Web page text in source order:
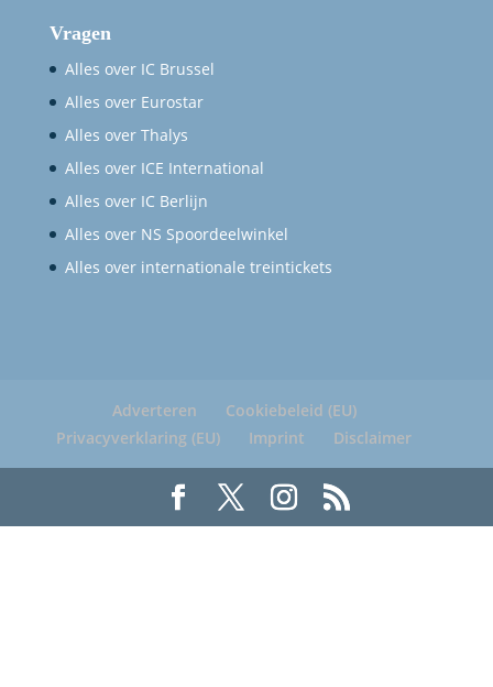
Vragen
Alles over IC Brussel
Alles over Eurostar
Alles over Thalys
Alles over ICE International
Alles over IC Berlijn
Alles over NS Spoordeelwinkel
Alles over internationale treintickets
Adverteren
Cookiebeleid (EU)
Privacyverklaring (EU)
Imprint Disclaimer